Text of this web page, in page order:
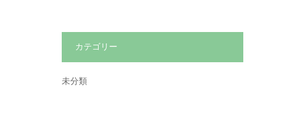
カテゴリー
未分類